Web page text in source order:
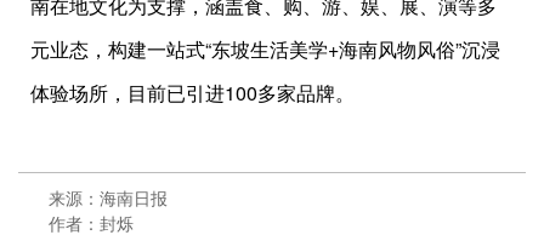
元业态，构建一站式“东坡生活美学+海南风物风俗”沉浸
体验场所，目前已引进100多家品牌。
来源：海南日报
作者：封烁